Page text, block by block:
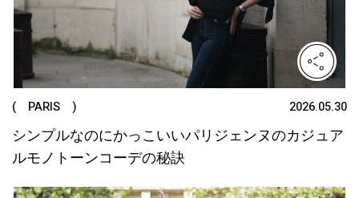
( PARIS ) 2026.05.30
シンプルなのにかっこいいパリジェンヌのカジュア
ルモノトーンコーデの秘訣